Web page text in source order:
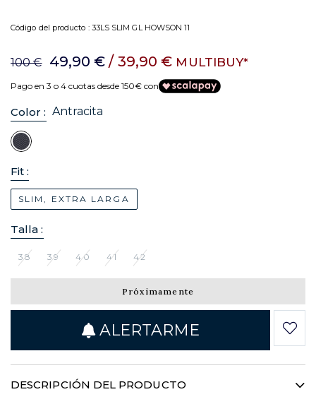
Código del producto : 33LS SLIM GL HOWSON 11
100 € 49,90 € / 39,90 € MULTIBUY*
Pago en 3 o 4 cuotas desde 150€ con
Color : Antracita
Fit :
SLIM, EXTRA LARGA
Talla :
38 39 40 41 42
Próximamente
ALERTARME
DESCRIPCIÓN DEL PRODUCTO